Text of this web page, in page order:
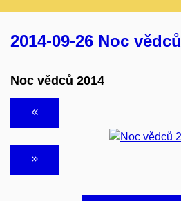
2014-09-26 Noc vědců
Noc vědců 2014